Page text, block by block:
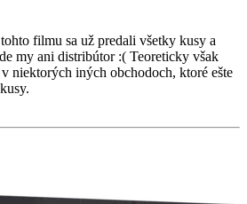
filmu sa už predali všetky kusy a
my ani distribútor :( Teoreticky však
niektorých iných obchodoch, ktoré ešte